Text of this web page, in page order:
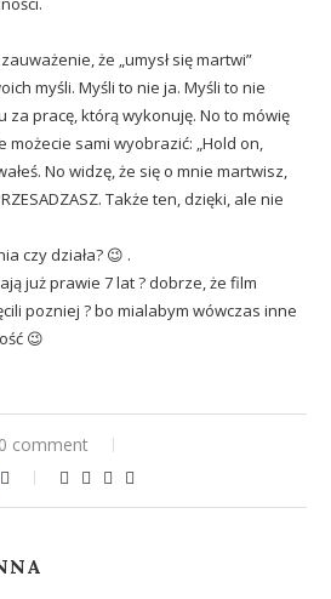
że „umysł się martwi”
myśli. Myśli to nie ja. Myśli to nie
za pracę, którą wykonuję. No to mówię
możecie sami wyobrazić: „Hold on,
No widzę, że się o mnie martwisz,
Także ten, dzięki, ale nie
czy działa? 😉 .
już prawie 7 lat ? dobrze, że film
pozniej ? bo mialabym wówczas inne
😉
0 comment